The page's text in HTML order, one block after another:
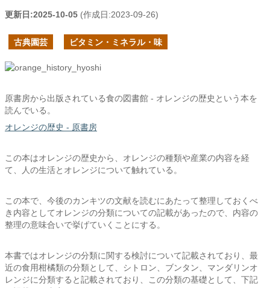
更新日:2025-10-05 (作成日:2023-09-26)
古典園芸 ビタミン・ミネラル・味
原書房から出版されている食の図書館 - オレンジの歴史という本を
読んでいる。
オレンジの歴史 - 原書房
この本はオレンジの歴史から、オレンジの種類や産業の内容を経
て、人の生活とオレンジについて触れている。
この本で、今後のカンキツの文献を読むにあたって整理しておくべ
き内容としてオレンジの分類についての記載があったので、内容の
整理の意味合いで挙げていくことにする。
本書ではオレンジの分類に関する検討について記載されており、最
近の食用柑橘類の分類として、シトロン、ブンタン、マンダリンオ
レンジに分類すると記載されており、この分類の基礎として、下記